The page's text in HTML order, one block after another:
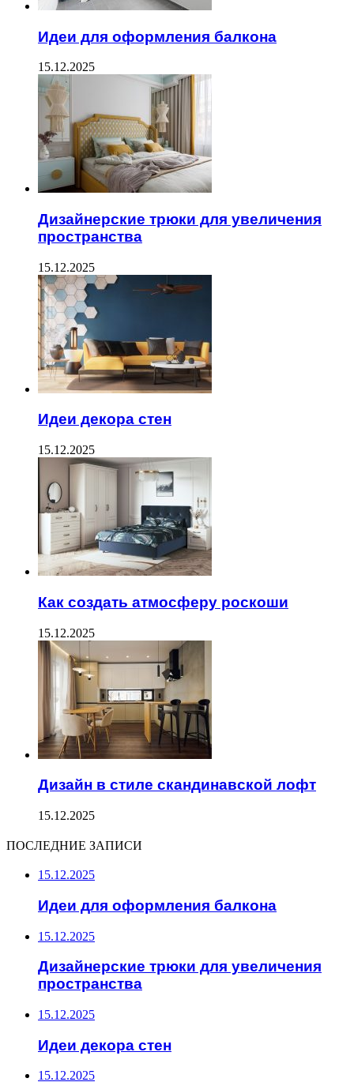
Идеи для оформления балкона
15.12.2025
Дизайнерские трюки для увеличения
пространства
15.12.2025
Идеи декора стен
15.12.2025
Как создать атмосферу роскоши
15.12.2025
Дизайн в стиле скандинавской лофт
15.12.2025
ПОСЛЕДНИЕ ЗАПИСИ
15.12.2025
Идеи для оформления балкона
15.12.2025
Дизайнерские трюки для увеличения
пространства
15.12.2025
Идеи декора стен
15.12.2025